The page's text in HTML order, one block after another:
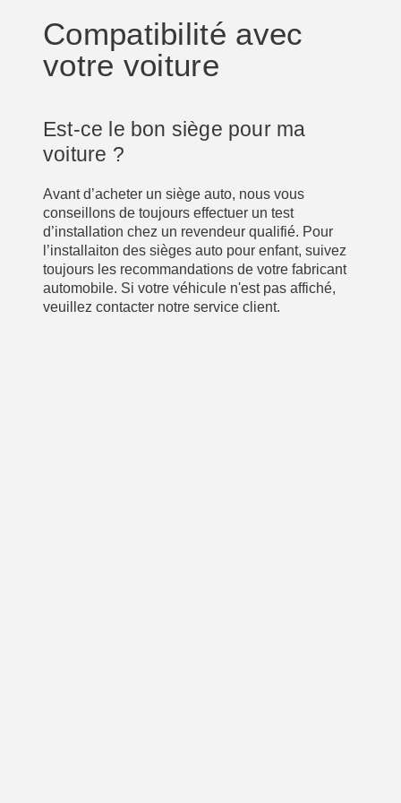
Compatibilité avec
votre voiture
Est-ce le bon siège pour ma
voiture ?
Avant d’acheter un siège auto, nous vous
conseillons de toujours effectuer un test
d’installation chez un revendeur qualifié. Pour
l’installaiton des sièges auto pour enfant, suivez
toujours les recommandations de votre fabricant
automobile. Si votre véhicule n'est pas affiché,
veuillez contacter notre service client.